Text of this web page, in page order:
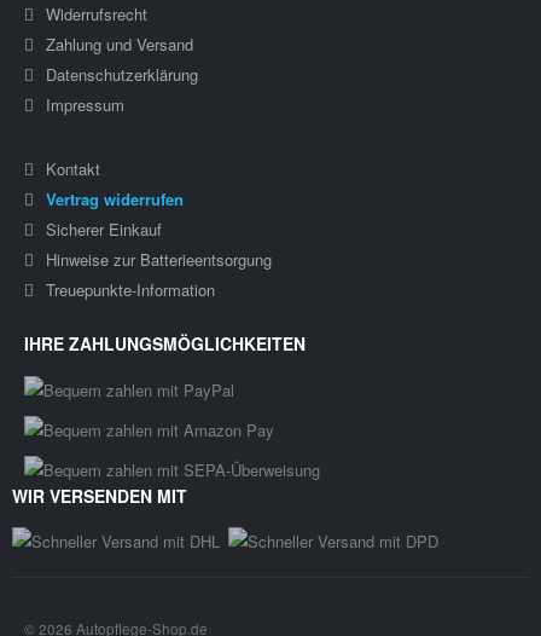
Widerrufsrecht
Zahlung und Versand
Datenschutzerklärung
Impressum
Kontakt
Vertrag widerrufen
Sicherer Einkauf
Hinweise zur Batterieentsorgung
Treuepunkte-Information
IHRE ZAHLUNGSMÖGLICHKEITEN
WIR VERSENDEN MIT
© 2026 Autopflege-Shop.de